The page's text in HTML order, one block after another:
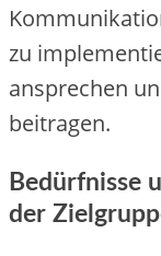
z‬u
ansprechen
beitragen.
Bedürfnisse
d‬er